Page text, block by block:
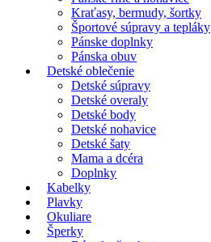
Kraťasy, bermudy, šortky
Športové súpravy a tepláky
Pánske doplnky
Pánska obuv
Detské oblečenie
Detské súpravy
Detské overaly
Detské body
Detské nohavice
Detské šaty
Mama a dcéra
Doplnky
Kabelky
Plavky
Okuliare
Šperky